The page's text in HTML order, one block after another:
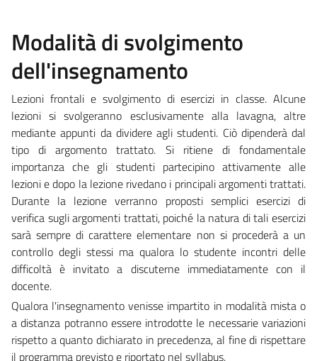
Modalità di svolgimento
dell'insegnamento
Lezioni frontali e svolgimento di esercizi in classe. Alcune
lezioni si svolgeranno esclusivamente alla lavagna, altre
mediante appunti da dividere agli studenti. Ciò dipenderà dal
tipo di argomento trattato. Si ritiene di fondamentale
importanza che gli studenti partecipino attivamente alle
lezioni e dopo la lezione rivedano i principali argomenti trattati.
Durante la lezione verranno proposti semplici esercizi di
verifica sugli argomenti trattati, poiché la natura di tali esercizi
sarà sempre di carattere elementare non si procederà a un
controllo degli stessi ma qualora lo studente incontri delle
difficoltà è invitato a discuterne immediatamente con il
docente.
Qualora l'insegnamento venisse impartito in modalità mista o
a distanza potranno essere introdotte le necessarie variazioni
rispetto a quanto dichiarato in precedenza, al fine di rispettare
il programma previsto e riportato nel syllabus.